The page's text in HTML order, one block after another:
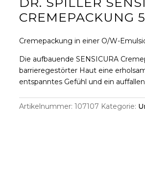
CREMEPACKUNG
Cremepackung in einer O/W-
Die aufbauende SENSICURA
barrieregestörter Haut eine
entspanntes Gefühl und ein
Artikelnummer: 107107 Kategorie: